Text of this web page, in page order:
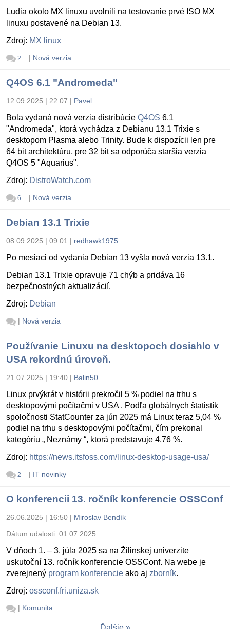
Ludia okolo MX linuxu uvolnili na testovanie prvé ISO MX
linuxu postavené na Debian 13.
Zdroj: MX linux
2 | Nová verzia
Q4OS 6.1 "Andromeda"
12.09.2025 | 22:07 | Pavel
Bola vydaná nová verzia distribúcie Q4OS 6.1
"Andromeda", ktorá vychádza z Debianu 13.1 Trixie s
desktopom Plasma alebo Trinity. Bude k dispozícii len pre
64 bit architektúru, pre 32 bit sa odporúča staršia verzia
Q4OS 5 "Aquarius".
Zdroj: DistroWatch.com
6 | Nová verzia
Debian 13.1 Trixie
08.09.2025 | 09:01 | redhawk1975
Po mesiaci od vydania Debian 13 vyšla nová verzia 13.1.
Debian 13.1 Trixie opravuje 71 chýb a pridáva 16
bezpečnostných aktualizácií.
Zdroj: Debian
| Nová verzia
Používanie Linuxu na desktopoch dosiahlo v
USA rekordnú úroveň.
21.07.2025 | 19:40 | Balin50
Linux prvýkrát v histórii prekročil 5 % podiel na trhu s
desktopovými počítačmi v USA . Podľa globálnych štatistík
spoločnosti StatCounter za jún 2025 má Linux teraz 5,04 %
podiel na trhu s desktopovými počítačmi, čím prekonal
kategóriu „ Neznámy “, ktorá predstavuje 4,76 %.
Zdroj: https://news.itsfoss.com/linux-desktop-usage-usa/
2 | IT novinky
O konferencii 13. ročník konferencie OSSConf
26.06.2025 | 16:50 | Miroslav Bendík
Dátum udalosti: 01.07.2025
V dňoch 1. – 3. júla 2025 sa na Žilinskej univerzite
uskutoční 13. ročník konferencie OSSConf. Na webe je
zverejnený program konferencie ako aj zborník.
Zdroj: ossconf.fri.uniza.sk
| Komunita